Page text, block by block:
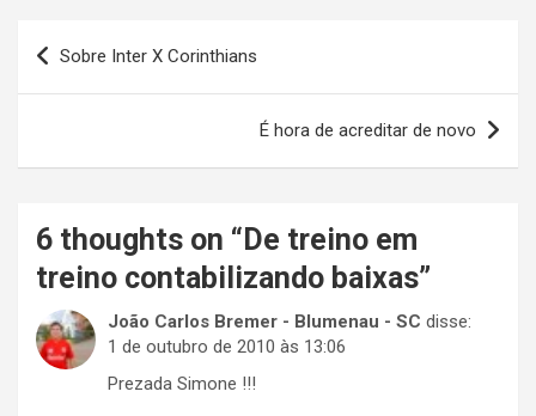
Navegação
de
Sobre Inter X Corinthians
É hora de acreditar de novo
6 thoughts on “ De treino em
treino contabilizando baixas”
João Carlos Bremer - Blumenau - SC disse:
1 de outubro de 2010 às 13:06
Prezada Simone !!!